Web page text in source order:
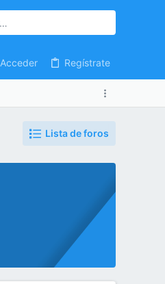
Acceder Regístrate
Lista de foros